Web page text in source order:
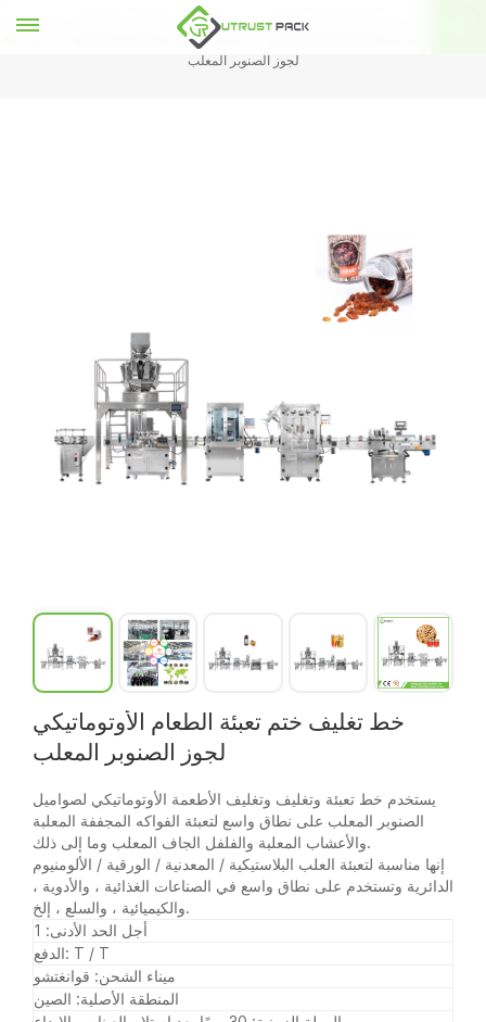
حبيبات يمكن خط التعبئة والتغليف
لجوز الصنوبر المعلب
خط تغليف ختم تعبئة الطعام الأوتوماتيكي
لجوز الصنوبر المعلب
يستخدم خط تعبئة وتغليف وتغليف الأطعمة الأوتوماتيكي لصواميل
الصنوبر المعلب على نطاق واسع لتعبئة الفواكه المجففة المعلبة
والأعشاب المعلبة والفلفل الجاف المعلب وما إلى ذلك.
إنها مناسبة لتعبئة العلب البلاستيكية / المعدنية / الورقية / الألومنيوم
الدائرية وتستخدم على نطاق واسع في الصناعات الغذائية ، والأدوية ،
والكيميائية ، والسلع ، إلخ.
أجل الحد الأدنى: 1
الدفع: T / T
ميناء الشحن: قوانغتشو
المنطقة الأصلية: الصين